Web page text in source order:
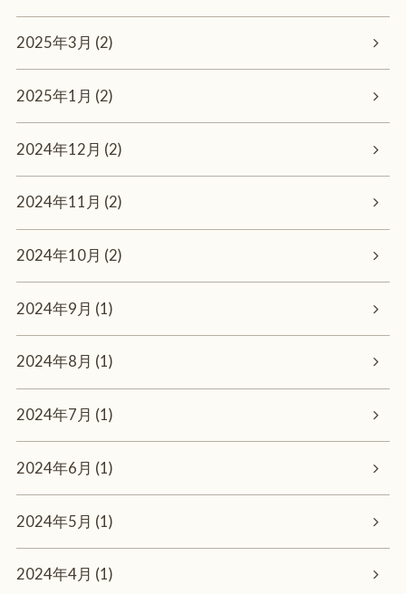
2025年3月 (2)
2025年1月 (2)
2024年12月 (2)
2024年11月 (2)
2024年10月 (2)
2024年9月 (1)
2024年8月 (1)
2024年7月 (1)
2024年6月 (1)
2024年5月 (1)
2024年4月 (1)